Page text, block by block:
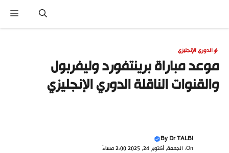
المحتوى
الدوري الإنجليزي
موعد مباراة برينتفورد وليفربول
والقنوات الناقلة الدوري الإنجليزي
ByDr TALBI
On: الجمعة, أكتوبر 24, 2025 2:00 مساءً